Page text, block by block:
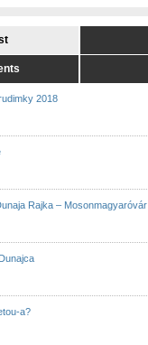
2018
Rajka – Mosonmagyaróvár
a?